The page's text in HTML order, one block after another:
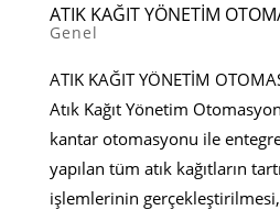
ATIK KAĞIT YÖNETİM
Genel
ATIK KAĞIT YÖNETİM
Atık Kağıt Yönetim
kantar otomasyonu ile
yapılan tüm atık kağıtların
işlemlerinin